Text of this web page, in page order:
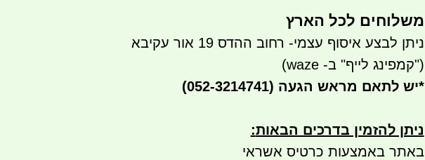
משלוחים לכל הארץ
ניתן לבצע איסוף עצמי- רחוב ההדס 19 אור עקיבא
("קמפינג לייף" ב- waze)
*יש לתאם מראש הגעה (052-3214741)
ניתן להזמין בדרכים הבאות:
באתר באמצעות כרטיס אשראי